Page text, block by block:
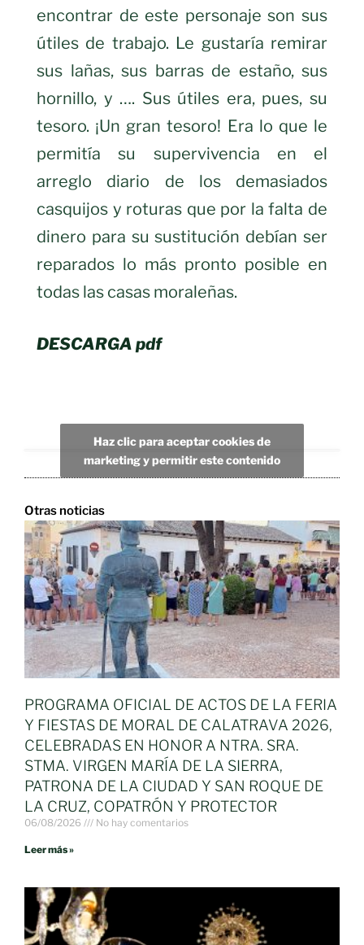
encontrar de este personaje son sus
útiles de trabajo. Le gustaría remirar
sus lañas, sus barras de estaño, sus
hornillo, y …. Sus útiles era, pues, su
tesoro. ¡Un gran tesoro! Era lo que le
permitía su supervivencia en el
arreglo diario de los demasiados
casquijos y roturas que por la falta de
dinero para su sustitución debían ser
reparados lo más pronto posible en
todas las casas moraleñas.
DESCARGA pdf
Haz clic para aceptar cookies de
marketing y permitir este contenido
Otras noticias
PROGRAMA OFICIAL DE ACTOS DE LA FERIA
Y FIESTAS DE MORAL DE CALATRAVA 2026,
CELEBRADAS EN HONOR A NTRA. SRA.
STMA. VIRGEN MARÍA DE LA SIERRA,
PATRONA DE LA CIUDAD Y SAN ROQUE DE
LA CRUZ, COPATRÓN Y PROTECTOR
06/08/2026 No hay comentarios
Leer más »